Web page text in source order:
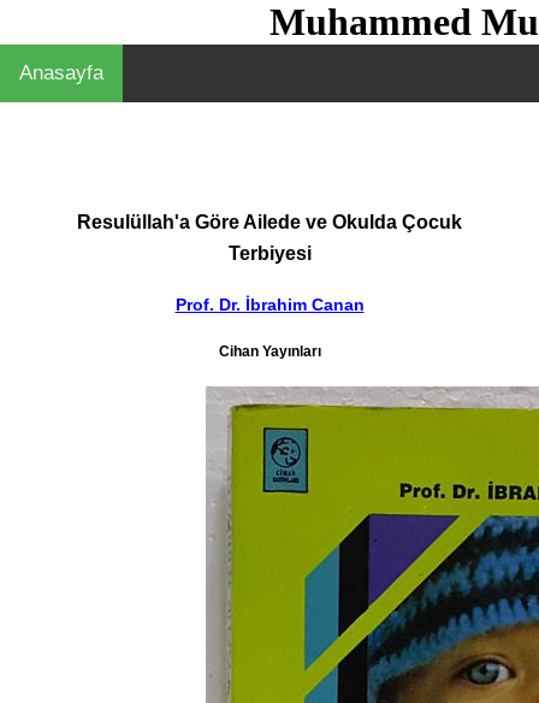
Muhammed
Anasayfa
Resulüllah'a Göre Ailede ve Okulda Çocuk
Terbiyesi
Prof. Dr. İbrahim Canan
Cihan Yayınları